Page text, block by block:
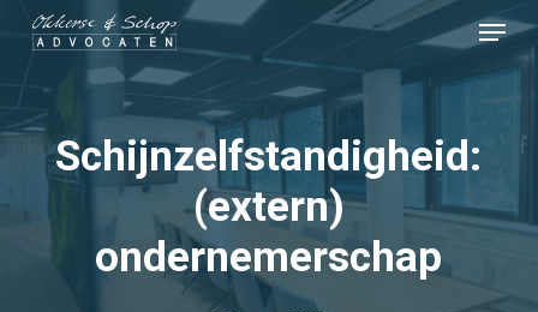
Skip
content
Menu
Schijnzelfstandigheid:
(extern)
ondernemerschap
Close